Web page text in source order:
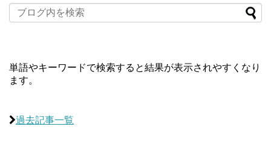
単語やキーワードで検索すると結果が表示されやすくなり
ます。
過去記事一覧